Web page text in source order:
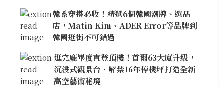
韓系穿搭必收！精選6個韓國潮牌、選品
店，Matin Kim、ADER Error等品牌到
韓國逛街不可錯過
逛完龐畢度直登頂樓！首爾63大廈升級，
沉浸式觀景台、解禁16年停機坪打造全新
高空藝術秘境